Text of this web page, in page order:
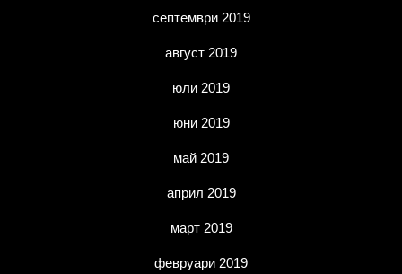
септември 2019
август 2019
юли 2019
юни 2019
май 2019
април 2019
март 2019
февруари 2019